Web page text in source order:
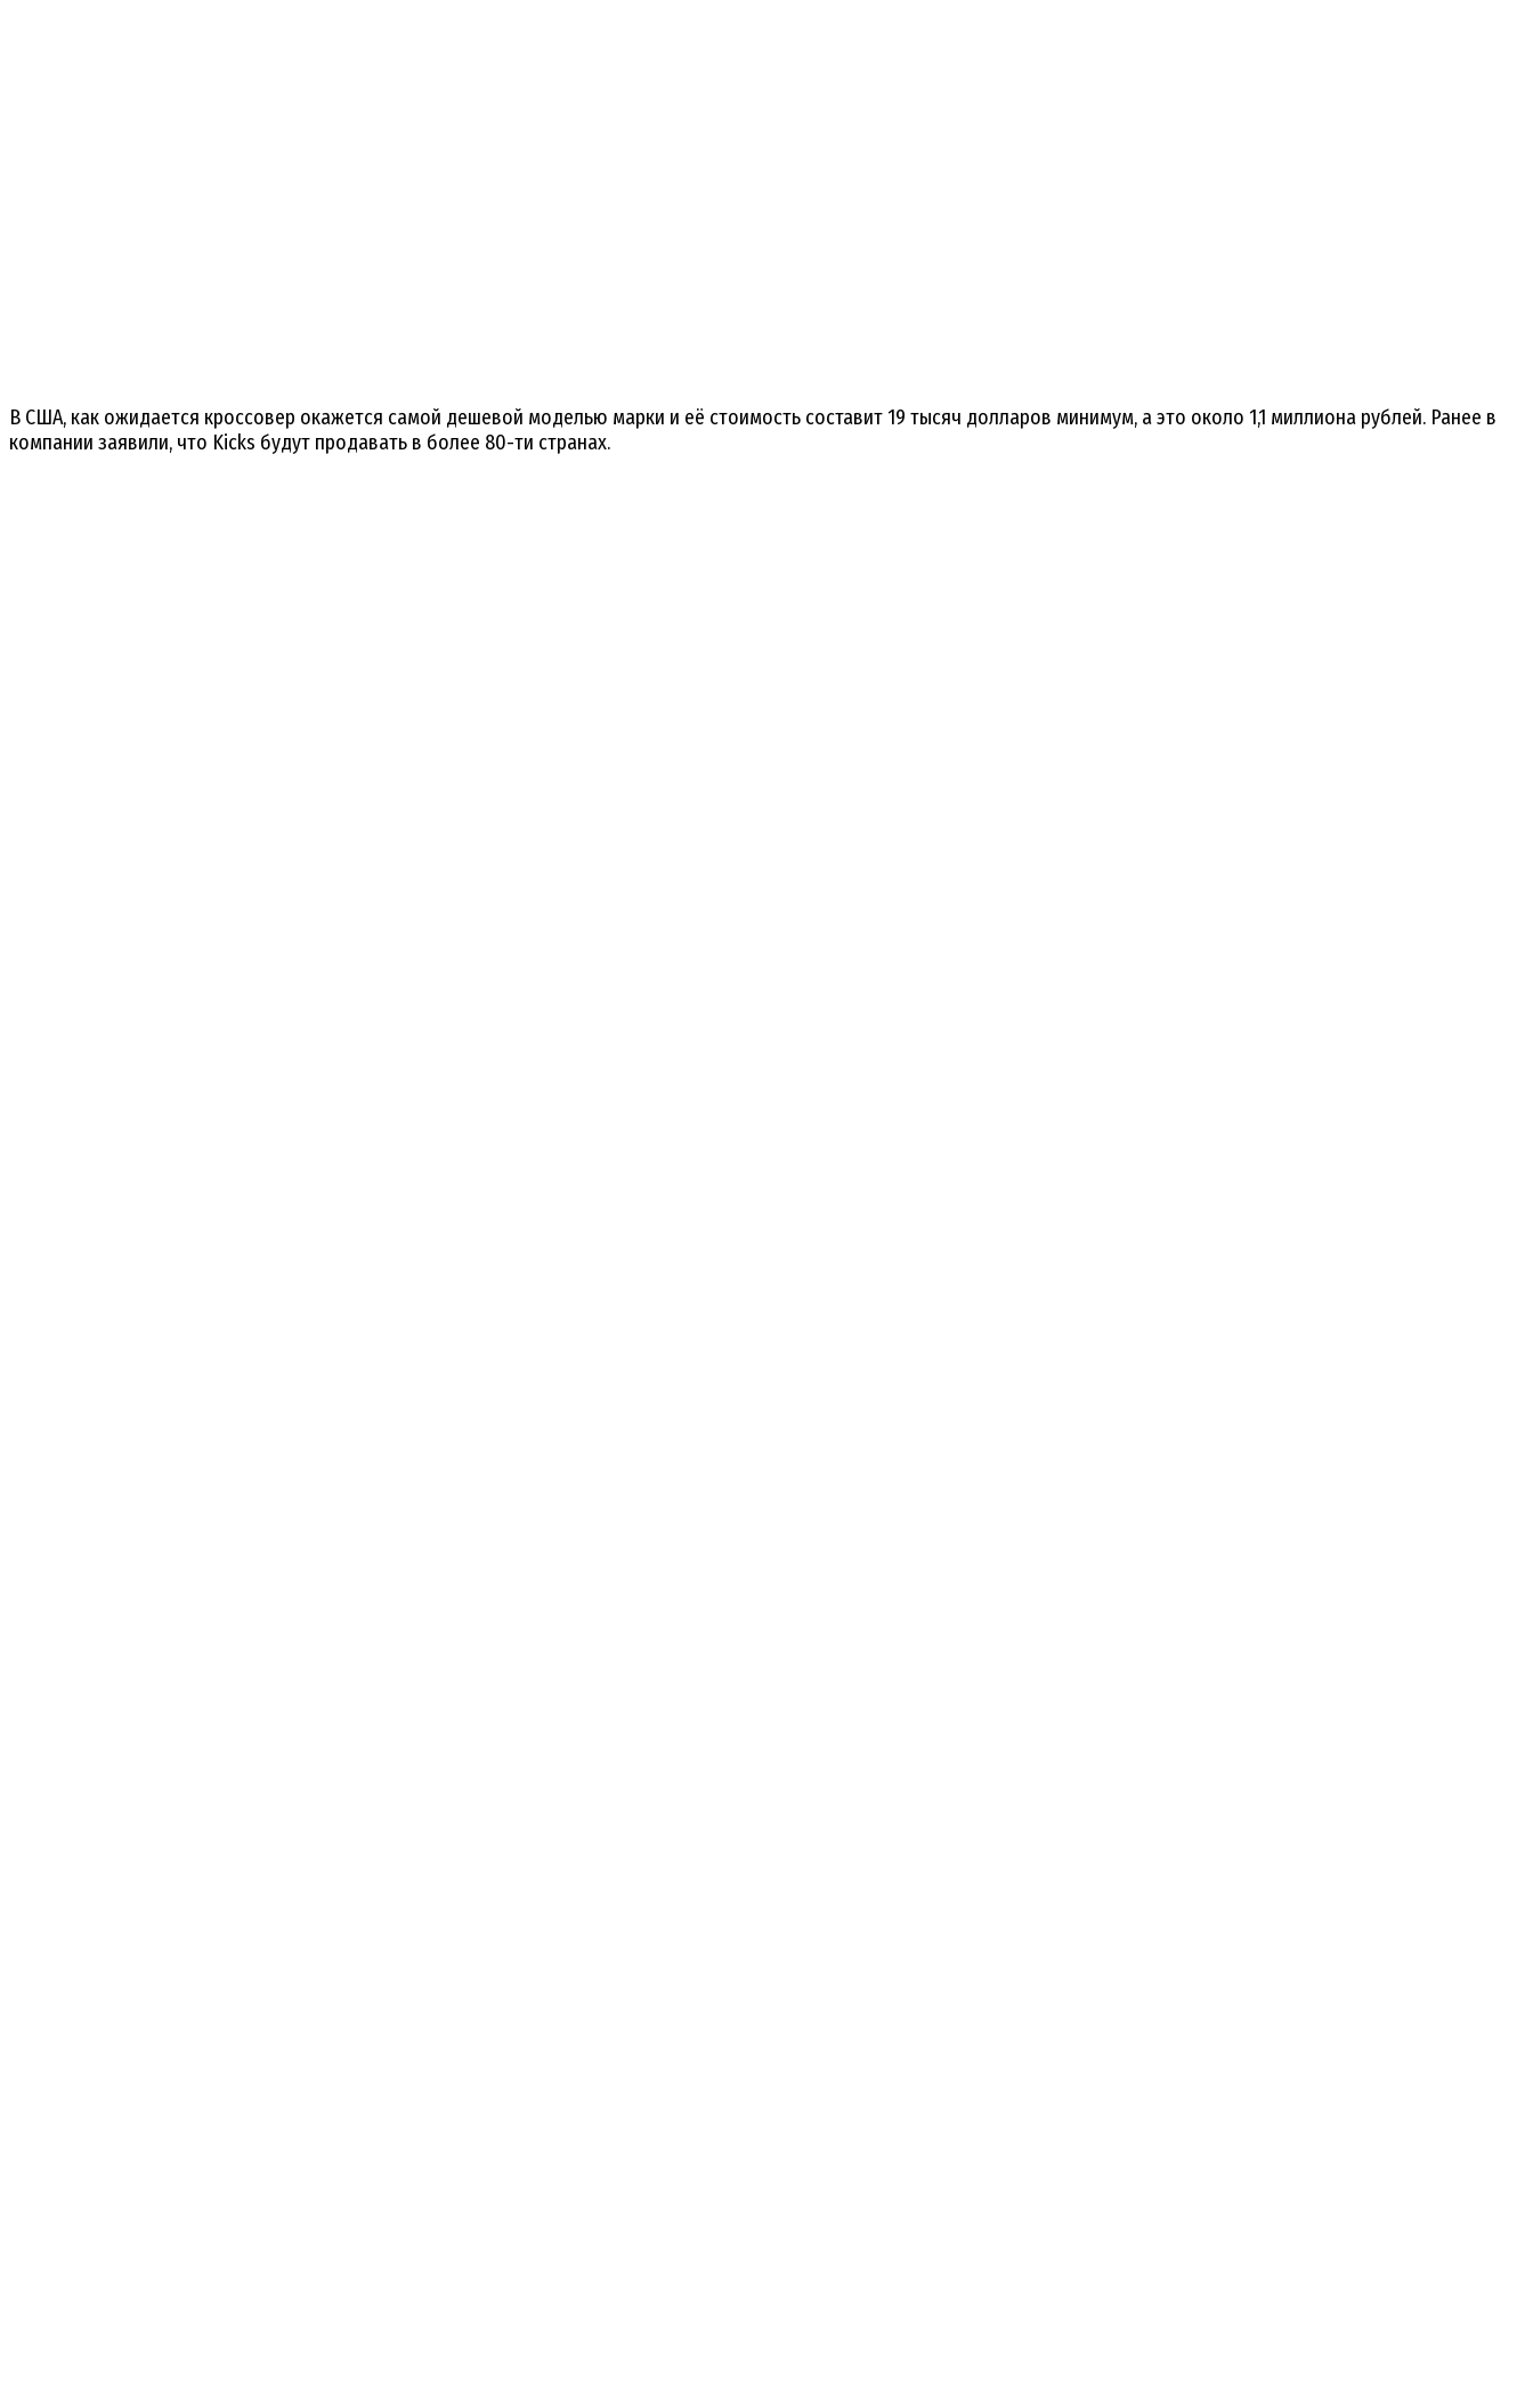
В США, как ожидается кроссовер окажется самой дешевой моделью марки и её стоимость составит 19 тысяч долларов минимум, а это около 1,1 миллиона рублей. Ранее в
компании заявили, что Kicks будут продавать в более 80-ти странах.